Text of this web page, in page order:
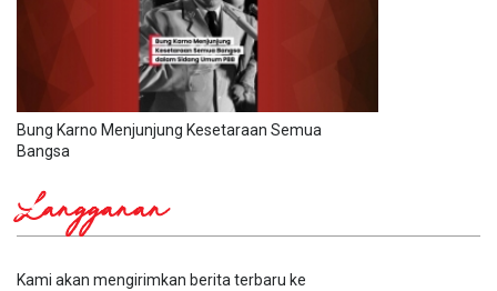
Bung Karno Menjunjung Kesetaraan Semua
Bangsa
Langganan
Kami akan mengirimkan berita terbaru ke